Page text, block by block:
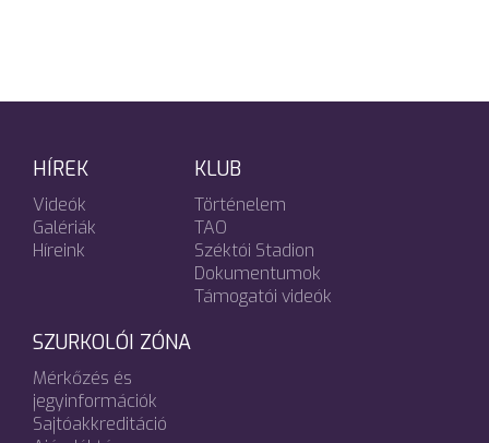
HÍREK
Videók
Galériák
Híreink
KLUB
Történelem
TAO
Széktói Stadion
Dokumentumok
Támogatói videók
SZURKOLÓI ZÓNA
Mérkőzés és
jegyinformációk
Sajtóakkreditáció